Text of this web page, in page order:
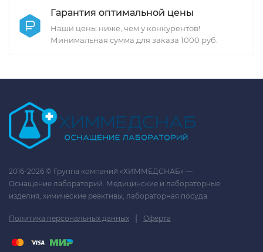
Гарантия оптимальной цены
Наши цены ниже, чем у конкурентов!
Минимальная сумма для заказа 1000 руб.
2016-2026 © Группа компаний «ХИММЕДСНАБ» —
Оснащение лабораторий. Медицинские и лабораторные
изделия, химические реактивы, лабораторная посуда.
Политика персональных данных | Оферта